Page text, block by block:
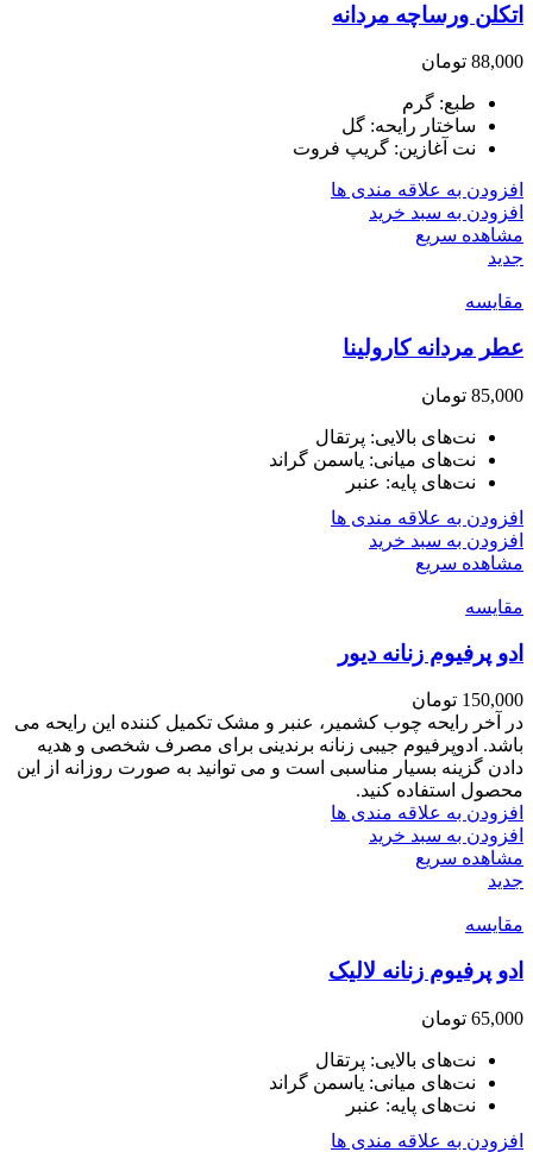
اتکلن ورساچه مردانه
88,000 تومان
طبع: گرم
ساختار رایحه: گل
نت آغازین: گریپ فروت
افزودن به علاقه مندی ها
افزودن به سبد خرید
مشاهده سریع
جدید
مقایسه
عطر مردانه کارولینا
85,000 تومان
نت‌های بالایی: پرتقال
نت‌های میانی: یاسمن گراند
نت‌های پایه: عنبر
افزودن به علاقه مندی ها
افزودن به سبد خرید
مشاهده سریع
مقایسه
ادو پرفیوم زنانه دیور
150,000 تومان
در آخر رایحه چوب کشمیر، عنبر و مشک تکمیل کننده این رایحه می
باشد. ادوپرفیوم جیبی زنانه برندینی برای مصرف شخصی و هدیه
دادن گزینه بسیار مناسبی است و می توانید به صورت روزانه از این
محصول استفاده کنید.
افزودن به علاقه مندی ها
افزودن به سبد خرید
مشاهده سریع
جدید
مقایسه
ادو پرفیوم زنانه لالیک
65,000 تومان
نت‌های بالایی: پرتقال
نت‌های میانی: یاسمن گراند
نت‌های پایه: عنبر
افزودن به علاقه مندی ها